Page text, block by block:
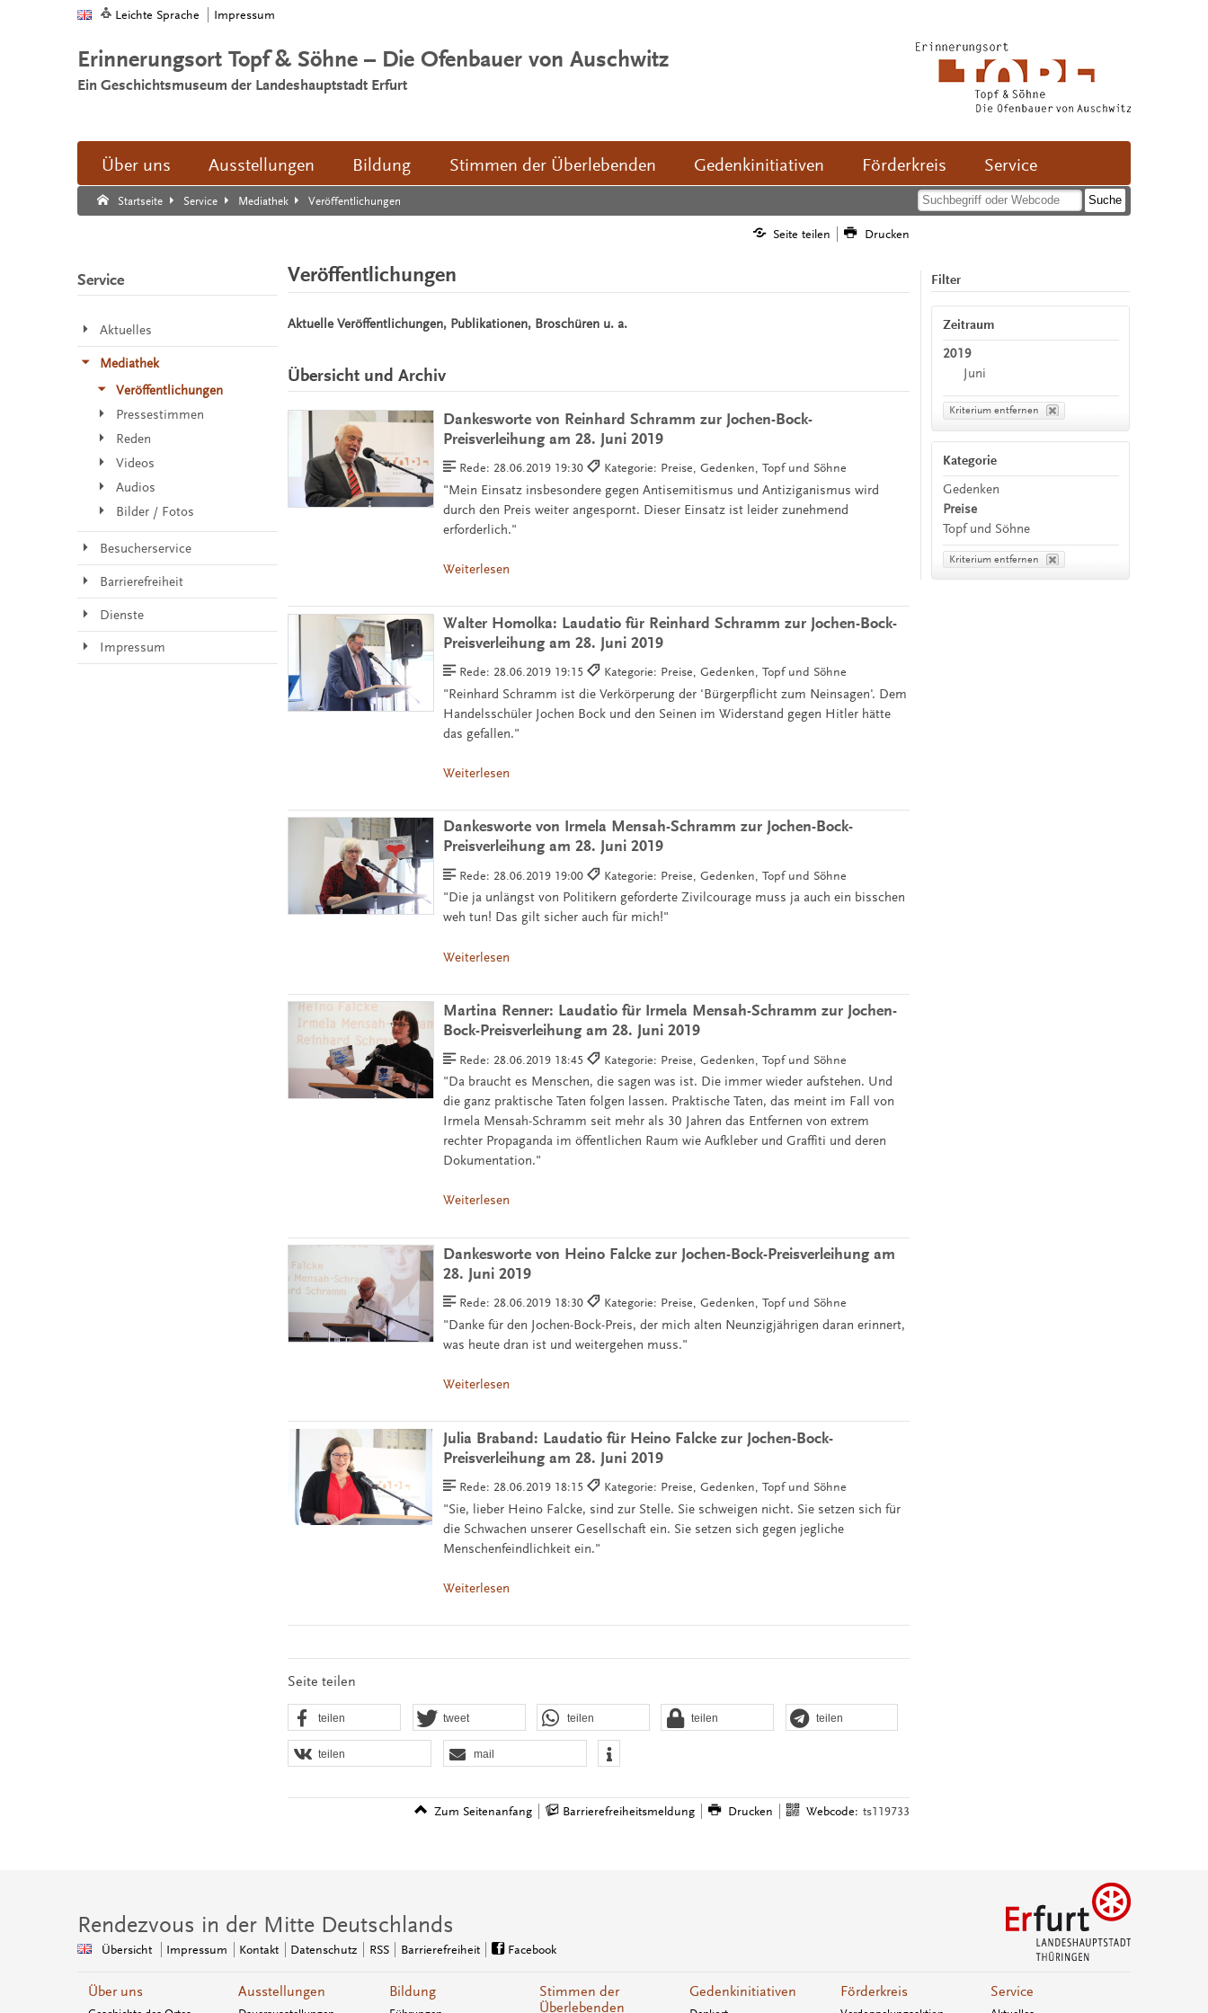
Leichte Sprache Impressum
Erinnerungsort Topf & Söhne – Die Ofenbauer von Auschwitz
Ein Geschichtsmuseum der Landeshauptstadt Erfurt
Über uns Ausstellungen Bildung Stimmen der Überlebenden Gedenkinitiativen Förderkreis Service
Startseite Service Mediathek Veröffentlichungen
Suche:
Suche Ende.
Seite teilen Drucken
Veröffentlichungen
Aktuelle Veröffentlichungen, Publikationen, Broschüren u. a.
Übersicht und Archiv
Dankesworte von Reinhard Schramm zur Jochen-Bock-
Preisverleihung am 28. Juni 2019
Rede: 28.06.2019 19:30 Kategorie: Preise, Gedenken, Topf und Söhne
"Mein Einsatz insbesondere gegen Antisemitismus und Antiziganismus wird
durch den Preis weiter angespornt. Dieser Einsatz ist leider zunehmend
erforderlich."
Weiterlesen
Walter Homolka: Laudatio für Reinhard Schramm zur Jochen-Bock-
Preisverleihung am 28. Juni 2019
Rede: 28.06.2019 19:15 Kategorie: Preise, Gedenken, Topf und Söhne
"Reinhard Schramm ist die Verkörperung der 'Bürgerpflicht zum Neinsagen'. Dem
Handelsschüler Jochen Bock und den Seinen im Widerstand gegen Hitler hätte
das gefallen."
Weiterlesen
Dankesworte von Irmela Mensah-Schramm zur Jochen-Bock-
Preisverleihung am 28. Juni 2019
Rede: 28.06.2019 19:00 Kategorie: Preise, Gedenken, Topf und Söhne
"Die ja unlängst von Politikern geforderte Zivilcourage muss ja auch ein bisschen
weh tun! Das gilt sicher auch für mich!"
Weiterlesen
Martina Renner: Laudatio für Irmela Mensah-Schramm zur Jochen-
Bock-Preisverleihung am 28. Juni 2019
Rede: 28.06.2019 18:45 Kategorie: Preise, Gedenken, Topf und Söhne
"Da braucht es Menschen, die sagen was ist. Die immer wieder aufstehen. Und
die ganz praktische Taten folgen lassen. Praktische Taten, das meint im Fall von
Irmela Mensah-Schramm seit mehr als 30 Jahren das Entfernen von extrem
rechter Propaganda im öffentlichen Raum wie Aufkleber und Graffiti und deren
Dokumentation."
Weiterlesen
Dankesworte von Heino Falcke zur Jochen-Bock-Preisverleihung am
28. Juni 2019
Rede: 28.06.2019 18:30 Kategorie: Preise, Gedenken, Topf und Söhne
"Danke für den Jochen-Bock-Preis, der mich alten Neunzigjährigen daran erinnert,
was heute dran ist und weitergehen muss."
Weiterlesen
Julia Braband: Laudatio für Heino Falcke zur Jochen-Bock-
Preisverleihung am 28. Juni 2019
Rede: 28.06.2019 18:15 Kategorie: Preise, Gedenken, Topf und Söhne
"Sie, lieber Heino Falcke, sind zur Stelle. Sie schweigen nicht. Sie setzen sich für
die Schwachen unserer Gesellschaft ein. Sie setzen sich gegen jegliche
Menschenfeindlichkeit ein."
Weiterlesen
Seite teilen
teilen tweet teilen teilen teilen
teilen mail
Zum Seitenanfang Barrierefreiheitsmeldung Drucken Webcode: ts119733
Filter
Zeitraum
2019
Juni
Kriterium entfernen
Kategorie
Gedenken
Preise
Topf und Söhne
Kriterium entfernen
Service
Aktuelles
Mediathek
Veröffentlichungen
Pressestimmen
Reden
Videos
Audios
Bilder / Fotos
Besucherservice
Barrierefreiheit
Dienste
Impressum
Rendezvous in der Mitte Deutschlands
Übersicht Impressum Kontakt Datenschutz RSS Barrierefreiheit Facebook
Über uns Ausstellungen Bildung
Stimmen der
Überlebenden
Gedenkinitiativen Förderkreis Service